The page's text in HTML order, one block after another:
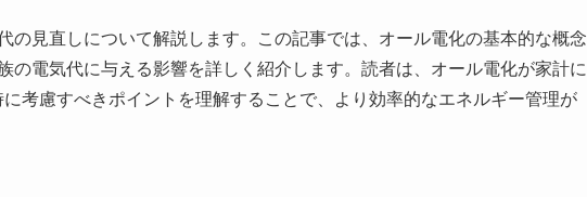
の見直しについて解説します。この記事では、オール電化の基本的な概念
の電気代に与える影響を詳しく紹介します。読者は、オール電化が家計に
考慮すべきポイントを理解することで、より効率的なエネルギー管理が